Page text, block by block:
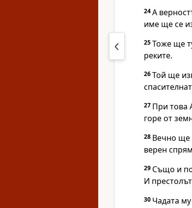
24А
име ще се
25Тоже ще
реките.
26Той ще
27 При това
горе от
28 Вечно ще
верен
29 Също и
И
30 Чадата